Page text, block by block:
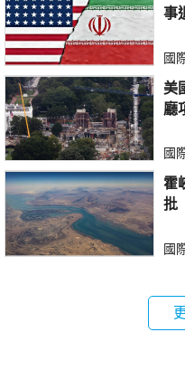
事
國
美
廳
國
霍
批
國